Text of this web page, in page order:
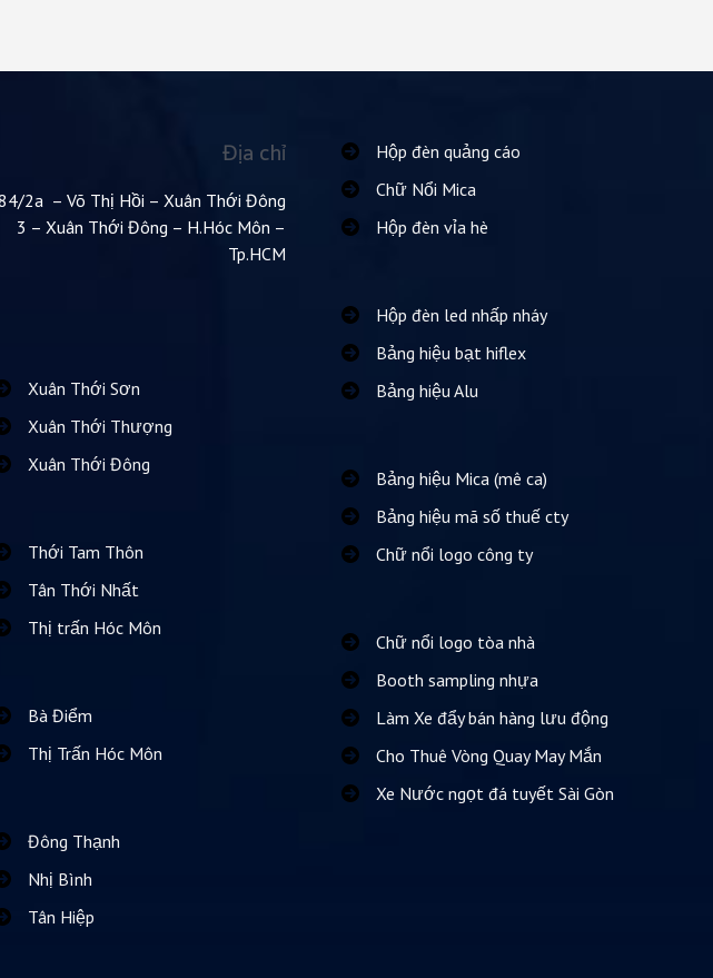
Địa chỉ
2a – Võ Thị Hồi – Xuân Thới Đông
3 – Xuân Thới Đông – H.Hóc Môn –
Tp.HCM
Xuân Thới Sơn
Xuân Thới Thượng
Xuân Thới Đông
Thới Tam Thôn
Tân Thới Nhất
Thị trấn Hóc Môn
Bà Điểm
Thị Trấn Hóc Môn
Đông Thạnh
Nhị Bình
Tân Hiệp
Hộp đèn quảng cáo
Chữ Nổi Mica
Hộp đèn vỉa hè
Hộp đèn led nhấp nháy
Bảng hiệu bạt hiflex
Bảng hiệu Alu
Bảng hiệu Mica (mê ca)
Bảng hiệu mã số thuế cty
Chữ nổi logo công ty
Chữ nổi logo tòa nhà
Booth sampling nhựa
Làm Xe đẩy bán hàng lưu động
Cho Thuê Vòng Quay May Mắn
Xe Nước ngọt đá tuyết Sài Gòn